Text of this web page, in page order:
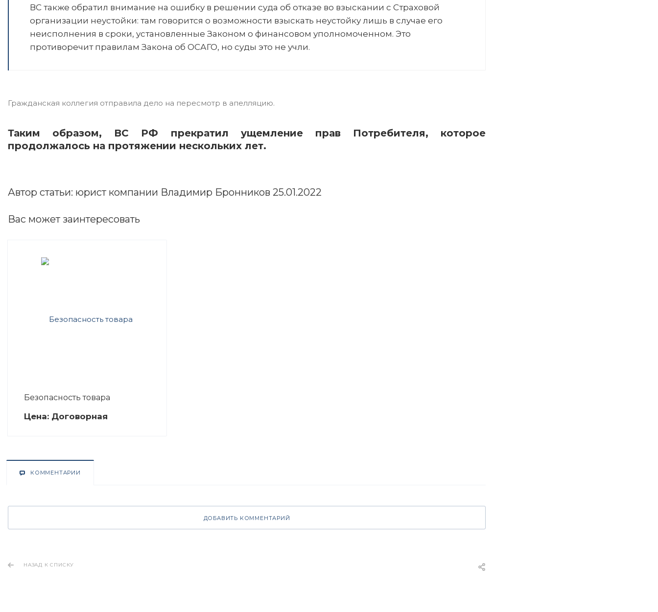
ВС также обратил внимание на ошибку в решении суда об отказе во взыскании с Страховой
организации неустойки: там говорится о возможности взыскать неустойку лишь в случае его
неисполнения в сроки, установленные Законом о финансовом уполномоченном. Это
противоречит правилам Закона об ОСАГО, но суды это не учли.
Гражданская коллегия отправила дело на пересмотр в апелляцию.
Таким образом, ВС РФ прекратил ущемление прав Потребителя, которое
продолжалось на протяжении нескольких лет.
Автор статьи: юрист компании Владимир Бронников 25.01.2022
Вас может заинтересовать
Безопасность товара
Цена: Договорная
КОММЕНТАРИИ
ДОБАВИТЬ КОММЕНТАРИЙ
НАЗАД К СПИСКУ